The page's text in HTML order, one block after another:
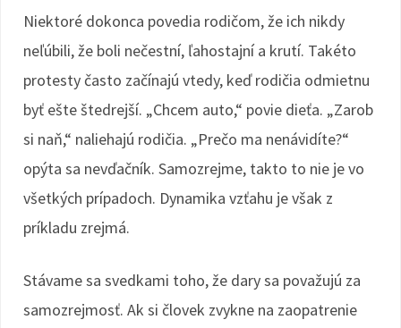
Niektoré dokonca povedia rodičom, že ich nikdy
neľúbili, že boli nečestní, ľahostajní a krutí. Takéto
protesty často začínajú vtedy, keď rodičia odmietnu
byť ešte štedrejší. „Chcem auto,“ povie dieťa. „Zarob
si naň,“ naliehajú rodičia. „Prečo ma nenávidíte?“
opýta sa nevďačník. Samozrejme, takto to nie je vo
všetkých prípadoch. Dynamika vzťahu je však z
príkladu zrejmá.
Stávame sa svedkami toho, že dary sa považujú za
samozrejmosť. Ak si človek zvykne na zaopatrenie